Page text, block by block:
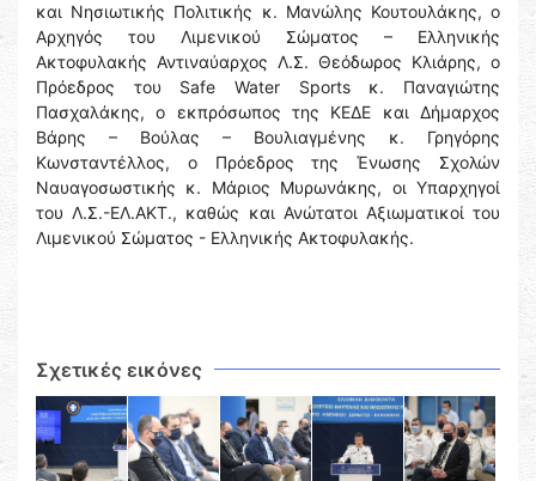
και Νησιωτικής Πολιτικής κ. Μανώλης Κουτουλάκης, ο
Αρχηγός του Λιμενικού Σώματος – Ελληνικής
Ακτοφυλακής Αντιναύαρχος Λ.Σ. Θεόδωρος Κλιάρης, ο
Πρόεδρος του Safe Water Sports κ. Παναγιώτης
Πασχαλάκης, ο εκπρόσωπος της ΚΕΔΕ και Δήμαρχος
Βάρης – Βούλας – Βουλιαγμένης κ. Γρηγόρης
Κωνσταντέλλος, ο Πρόεδρος της Ένωσης Σχολών
Ναυαγοσωστικής κ. Μάριος Μυρωνάκης, οι Υπαρχηγοί
του Λ.Σ.-ΕΛ.ΑΚΤ., καθώς και Ανώτατοι Αξιωματικοί του
Λιμενικού Σώματος - Ελληνικής Ακτοφυλακής.
Σχετικές εικόνες